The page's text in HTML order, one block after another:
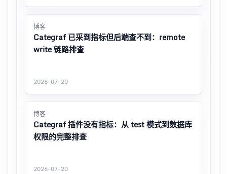
博客
Categraf 已采到指标但后端查不到：remote
write 链路排查
2026-07-20
博客
Categraf 插件没有指标：从 test 模式到数据库
权限的完整排查
2026-07-20